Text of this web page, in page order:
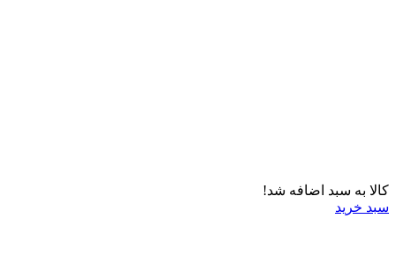
کالا به سبد اضافه شد!
سبد خرید